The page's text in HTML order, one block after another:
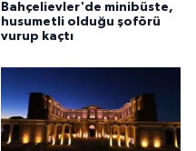
Bahçelievler'de minibüste,
husumetli olduğu şoförü
vurup kaçtı